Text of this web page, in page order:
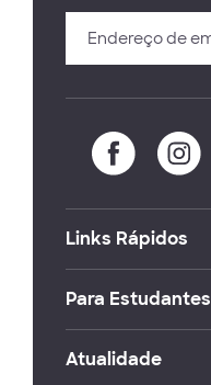
Links Rápidos
Para Estudantes
Atualidade